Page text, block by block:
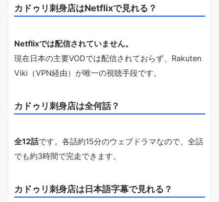
カドゥリ刺身店はNetflixで見れる？
Netflixでは配信されていません。
現在日本の主要VODでは配信されておらず、Rakuten
Viki（VPN経由）が唯一の視聴手段です。
カドゥリ刺身店は全何話？
全12話です。各話約15分のウェブドラマなので、全話
でも約3時間で完走できます。
カドゥリ刺身店は日本語字幕で見れる？